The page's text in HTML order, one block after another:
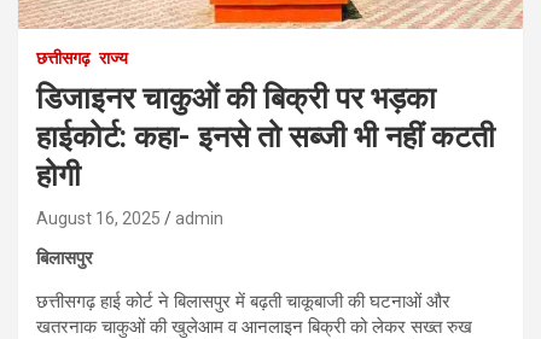
छत्तीसगढ़ राज्य
डिजाइनर चाकुओं की बिक्री पर भड़का
हाईकोर्ट: कहा- इनसे तो सब्जी भी नहीं कटती
होगी
August 16, 2025 admin
बिलासपुर
छत्तीसगढ़ हाई कोर्ट ने बिलासपुर में बढ़ती चाकूबाजी की घटनाओं और
खतरनाक चाकुओं की खुलेआम व आनलाइन बिक्री को लेकर सख्त रुख